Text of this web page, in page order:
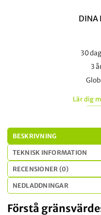
DINA
30
3
Lär dig
BESKRIVNING
TEKNISK INFORMATION
RECENSIONER (0)
NEDLADDNINGAR
Förstå